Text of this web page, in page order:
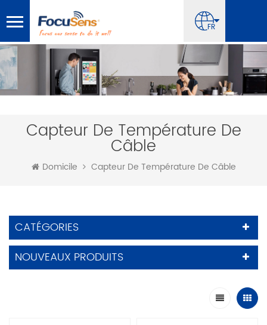
FR
Capteur De Température De
Câble
Domicile Capteur De Température De Câble
CATÉGORIES
NOUVEAUX PRODUITS